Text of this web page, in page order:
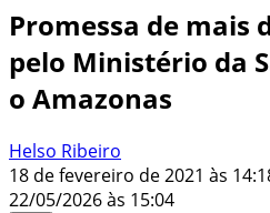
Promessa de mais
pelo Ministério da
o Amazonas
Helso Ribeiro
18 de fevereiro de 2021 às
22/05/2026 às 15:04